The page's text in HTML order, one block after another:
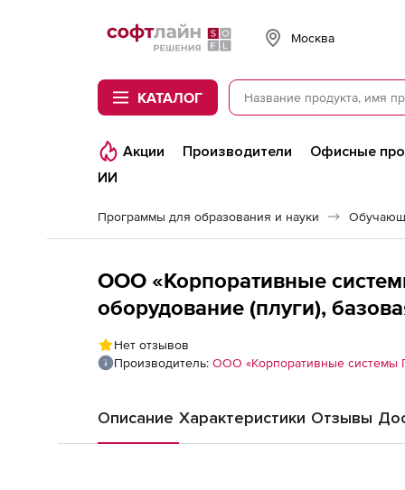
Softline
Москва
КАТАЛОГ
Акции Производители Офисные
ИИ
Программы для образования и науки
ООО «Корпоративные
оборудование (плуги),
Нет отзывов
Производитель: ООО «Корпоративные системы
Описание Характеристики Отзывы